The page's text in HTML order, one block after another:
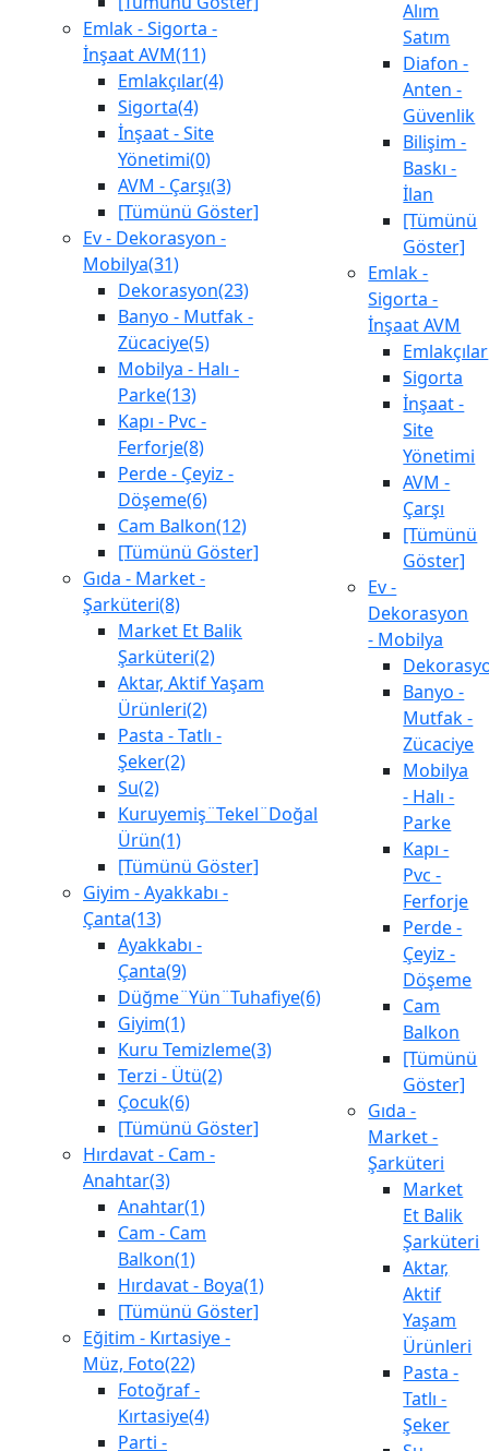
Emlak - Sigorta -
İnşaat AVM(11)
Emlakçılar(4)
Sigorta(4)
İnşaat - Site
Yönetimi(0)
AVM - Çarşı(3)
[Tümünü Göster]
Ev - Dekorasyon -
Mobilya(31)
Dekorasyon(23)
Banyo - Mutfak -
Zücaciye(5)
Mobilya - Halı -
Parke(13)
Kapı - Pvc -
Ferforje(8)
Perde - Çeyiz -
Döşeme(6)
Cam Balkon(12)
[Tümünü Göster]
Gıda - Market -
Şarküteri(8)
Market Et Balik
Şarküteri(2)
Aktar, Aktif Yaşam
Ürünleri(2)
Pasta - Tatlı -
Şeker(2)
Su(2)
Kuruyemiş¨Tekel¨Doğal
Ürün(1)
[Tümünü Göster]
Giyim - Ayakkabı -
Çanta(13)
Ayakkabı -
Çanta(9)
Düğme¨Yün¨Tuhafiye(6)
Giyim(1)
Kuru Temizleme(3)
Terzi - Ütü(2)
Çocuk(6)
[Tümünü Göster]
Hırdavat - Cam -
Anahtar(3)
Anahtar(1)
Cam - Cam
Balkon(1)
Hırdavat - Boya(1)
[Tümünü Göster]
Eğitim - Kırtasiye -
Müz, Foto(22)
Fotoğraf -
Kırtasiye(4)
Parti -
Alım
Satım
Diafon -
Anten -
Güvenlik
Bilişim -
Baskı -
İlan
[Tümünü
Göster]
Emlak -
Sigorta -
İnşaat AVM
Emlakçılar
Sigorta
İnşaat -
Site
Yönetimi
AVM -
Çarşı
[Tümünü
Göster]
Ev -
Dekorasyon
- Mobilya
Banyo -
Mutfak -
Zücaciye
Mobilya
- Halı -
Parke
Kapı -
Pvc -
Ferforje
Perde -
Çeyiz -
Döşeme
Cam
Balkon
[Tümünü
Göster]
Gıda -
Market -
Şarküteri
Market
Et Balik
Şarküteri
Aktar,
Aktif
Yaşam
Ürünleri
Pasta -
Tatlı -
Şeker